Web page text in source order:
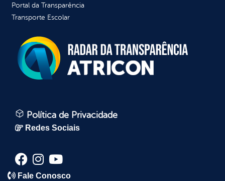
Portal da Transparência
Transporte Escolar
Política de Privacidade
Redes Sociais
Fale Conosco